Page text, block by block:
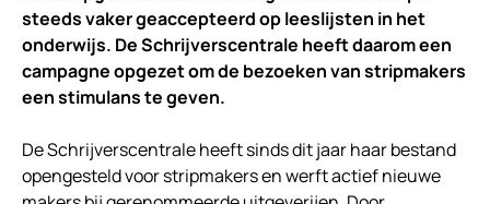
steeds vaker geaccepteerd op leeslijsten in het
onderwijs. De Schrijverscentrale heeft daarom een
campagne opgezet om de bezoeken van stripmakers
een stimulans te geven.
De Schrijverscentrale heeft sinds dit jaar haar bestand
opengesteld voor stripmakers en werft actief nieuwe